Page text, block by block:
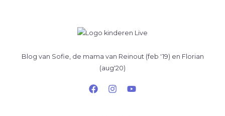
Blog van Sofie, de mama van Reinout (feb '19) en Florian
(aug'20)